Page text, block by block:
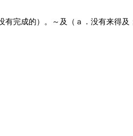
完成的）。～及（ａ．没有来得及